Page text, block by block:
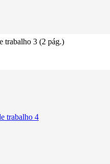
trabalho 3 (2 pág.)
trabalho 4